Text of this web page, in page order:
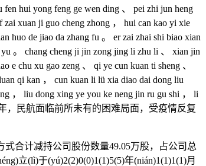
hui yong feng ge wen ding 、 pei zhi jun heng
xuan ji guo cheng zhong ， hui can kao yi xie
huo de jiao da zhang fu 。 er zai zhai shi biao xian
。 chang cheng ji jin zong jing li zhu li 、 xian jin
e chu xu gao zeng 、 qi ye cun kuan ti sheng 、
qi kan ， cun kuan li lü xia diao dai dong liu
， liu dong xing ye you ke neng jin ru gu shi ， li
，民航面临前所未有的困难局面，受疫情反复
合计减持公司股份数量49.05万股，占公司总
立(lì)于(yú)2(2)0(0)1(1)5(5)年(nián)1(1)1(1)月